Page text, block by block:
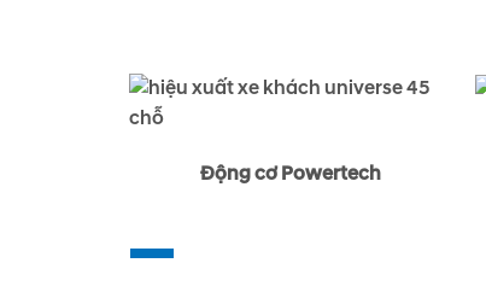
Động cơ Powertech